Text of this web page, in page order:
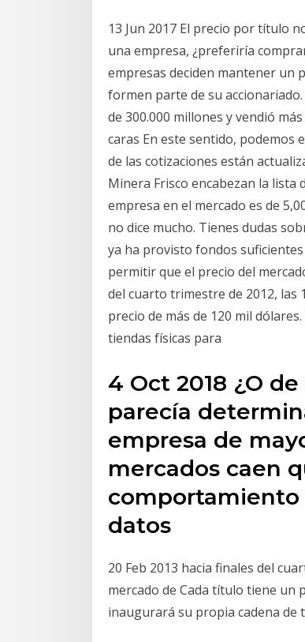
13 Jun 2017 El precio por título
una empresa, ¿preferiría
empresas deciden mantener un
formen parte de su
de 300.000 millones y vendió
caras En este sentido, podemos
de las cotizaciones están
Minera Frisco encabezan la lista
empresa en el mercado es de
no dice mucho. Tienes dudas
ya ha provisto fondos
permitir que el precio del
del cuarto trimestre de 2012, las
precio de más de 120 mil
tiendas físicas para
4 Oct 2018 ¿O
parecía
empresa de
mercados caen
comportamiento
datos
20 Feb 2013 hacia finales del
mercado de Cada título tiene un
inaugurará su propia cadena de